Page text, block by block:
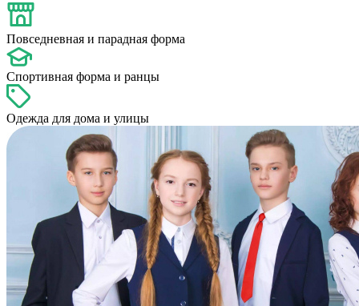
Повседневная и парадная форма
Спортивная форма и ранцы
Одежда для дома и улицы